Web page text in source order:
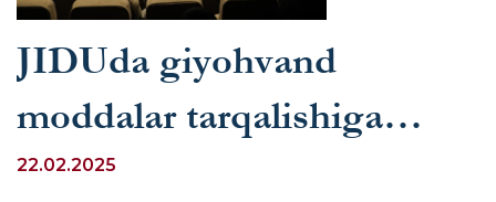
JIDUda giyohvand
moddalar tarqalishiga
qarshi kurash mavzusiga
22.02.2025